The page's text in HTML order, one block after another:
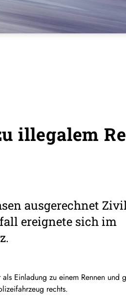
illegalem
ausgerechnet
ereignete sich im
Einladung zu einem Rennen und
rechts.